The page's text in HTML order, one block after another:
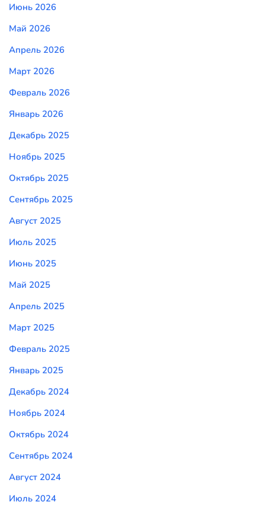
Июнь 2026
Май 2026
Апрель 2026
Март 2026
Февраль 2026
Январь 2026
Декабрь 2025
Ноябрь 2025
Октябрь 2025
Сентябрь 2025
Август 2025
Июль 2025
Июнь 2025
Май 2025
Апрель 2025
Март 2025
Февраль 2025
Январь 2025
Декабрь 2024
Ноябрь 2024
Октябрь 2024
Сентябрь 2024
Август 2024
Июль 2024